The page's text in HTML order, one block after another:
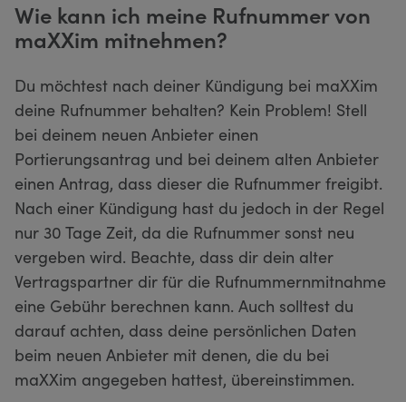
Wie kann ich meine Rufnummer von
maXXim mitnehmen?
Du möchtest nach deiner Kündigung bei maXXim
deine Rufnummer behalten? Kein Problem! Stell
bei deinem neuen Anbieter einen
Portierungsantrag und bei deinem alten Anbieter
einen Antrag, dass dieser die Rufnummer freigibt.
Nach einer Kündigung hast du jedoch in der Regel
nur 30 Tage Zeit, da die Rufnummer sonst neu
vergeben wird. Beachte, dass dir dein alter
Vertragspartner dir für die Rufnummernmitnahme
eine Gebühr berechnen kann. Auch solltest du
darauf achten, dass deine persönlichen Daten
beim neuen Anbieter mit denen, die du bei
maXXim angegeben hattest, übereinstimmen.